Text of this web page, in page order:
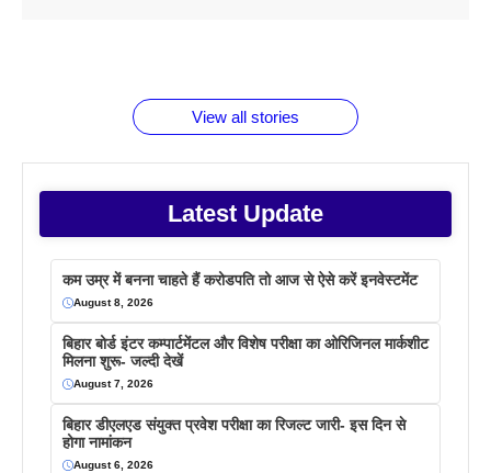
View all stories
Latest Update
कम उम्र में बनना चाहते हैं करोडपति तो आज से ऐसे करें इनवेस्टमेंट
August 8, 2026
बिहार बोर्ड इंटर कम्पार्टमेंटल और विशेष परीक्षा का ओरिजिनल मार्कशीट
मिलना शुरू- जल्दी देखें
August 7, 2026
बिहार डीएलएड संयुक्त प्रवेश परीक्षा का रिजल्ट जारी- इस दिन से
होगा नामांकन
August 6, 2026